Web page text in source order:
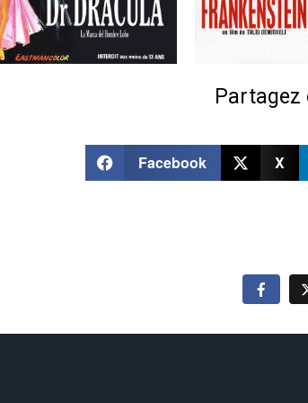
Facebook X